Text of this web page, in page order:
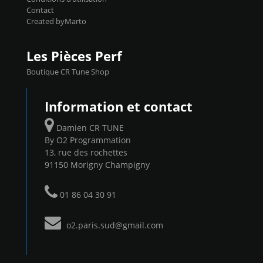
Contact
Created byMarto
Les Pièces Perf
Boutique CR Tune Shop
Information et contact
Damien CR TUNE
By O2 Programmation
13, rue des rochettes
91150 Morigny Champigny
01 86 04 30 91
o2.paris.sud@gmail.com